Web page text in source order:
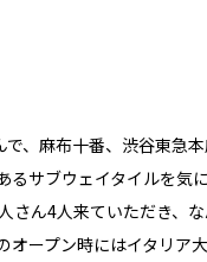
、麻布十番、渋谷東急
サブウェイタイルを気
ん4人来ていただき、
ープン時にはイタリア